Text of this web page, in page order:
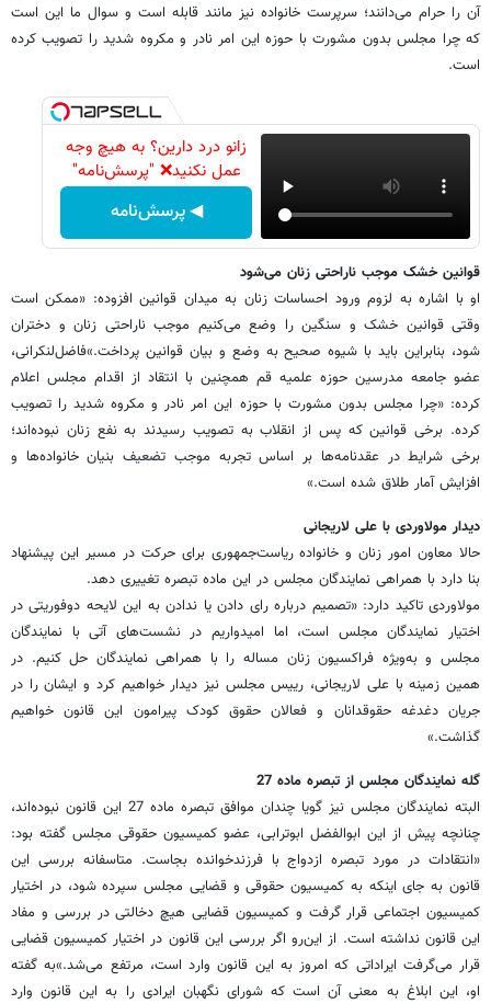
آن را حرام می‌دانند؛ سرپرست خانواده نیز مانند قابله است و سوال ما این است
که چرا مجلس بدون مشورت با حوزه این امر نادر و مکروه شدید را تصویب کرده
است.
زانو درد دارین؟ به هیچ وجه
عمل نکنید❌ "پرسش‌نامه"
◀ پرسش‌نامه
قوانین خشک موجب ناراحتی زنان می‌شود
او با اشاره به لزوم ورود احساسات زنان به میدان قوانین افزوده: «ممکن است
وقتی قوانین خشک و سنگین را وضع می‌کنیم موجب ناراحتی زنان و دختران
شود، بنابراین باید با شیوه صحیح به وضع و بیان قوانین پرداخت.»فاضل‌لنکرانی،
عضو جامعه مدرسین حوزه علمیه قم همچنین با انتقاد از اقدام مجلس اعلام
کرده: «چرا مجلس بدون مشورت با حوزه این امر نادر و مکروه شدید را تصویب
کرده. برخی قوانین که پس از انقلاب به تصویب رسیدند به نفع زنان نبوده‌اند؛
برخی شرایط در عقدنامه‌ها بر اساس تجربه موجب تضعیف بنیان خانواده‌ها و
افزایش آمار طلاق شده است.»
دیدار مولاوردی با علی لاریجانی
حالا معاون امور زنان و خانواده ریاست‌جمهوری برای حرکت در مسیر این پیشنهاد
بنا دارد با همراهی نمایندگان مجلس در این ماده تبصره تغییری دهد.
مولاوردی تاکید دارد: «تصمیم درباره رای دادن یا ندادن به این لایحه دوفوریتی در
اختیار نمایندگان مجلس است، اما امیدواریم در نشست‌های آتی با نمایندگان
مجلس و به‌ویژه فراکسیون زنان مساله را با همراهی نمایندگان حل کنیم. در
همین زمینه با علی لاریجانی، رییس مجلس نیز دیدار خواهیم کرد و ایشان را در
جریان دغدغه حقوقدانان و فعالان حقوق کودک پیرامون این قانون خواهیم
گذاشت.»
گله نمایندگان مجلس از تبصره ماده 27
البته نمایندگان مجلس نیز گویا چندان موافق تبصره ماده 27 این قانون نبوده‌اند،
چنانچه پیش از این ابوالفضل ابوترابی، عضو کمیسیون حقوقی مجلس گفته بود:
«انتقادات در مورد تبصره ازدواج با فرزندخوانده بجاست. متاسفانه بررسی این
قانون به جای اینکه به کمیسیون حقوقی و قضایی مجلس سپرده شود، در اختیار
کمیسیون اجتماعی قرار گرفت و کمیسیون قضایی هیچ دخالتی در بررسی و مفاد
این قانون نداشته است. از این‌رو اگر بررسی این قانون در اختیار کمیسیون قضایی
قرار می‌گرفت ایراداتی که امروز به این قانون وارد است، مرتفع می‌شد.»به گفته
او، این ابلاغ به معنی آن است که شورای نگهبان ایرادی را به این قانون وارد